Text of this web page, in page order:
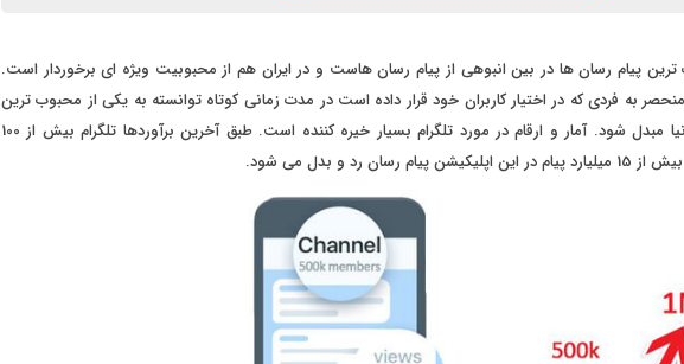
ترین پیام رسان ها در بین انبوهی از پیام رسان هاست و در ایران هم از محبوبیت ویژه ای برخوردار است.
به فردی که در اختیار کاربران خود قرار داده است در مدت زمانی کوتاه توانسته به یکی از محبوب ترین
اپلیکیشن های پیام رسان در دنیا مبدل شود. آمار و ارقام در مورد تلگرام بسیار خیره کننده است. طبق آخرین برآوردها تلگرام بیش از 100
رد و بدل می شود.